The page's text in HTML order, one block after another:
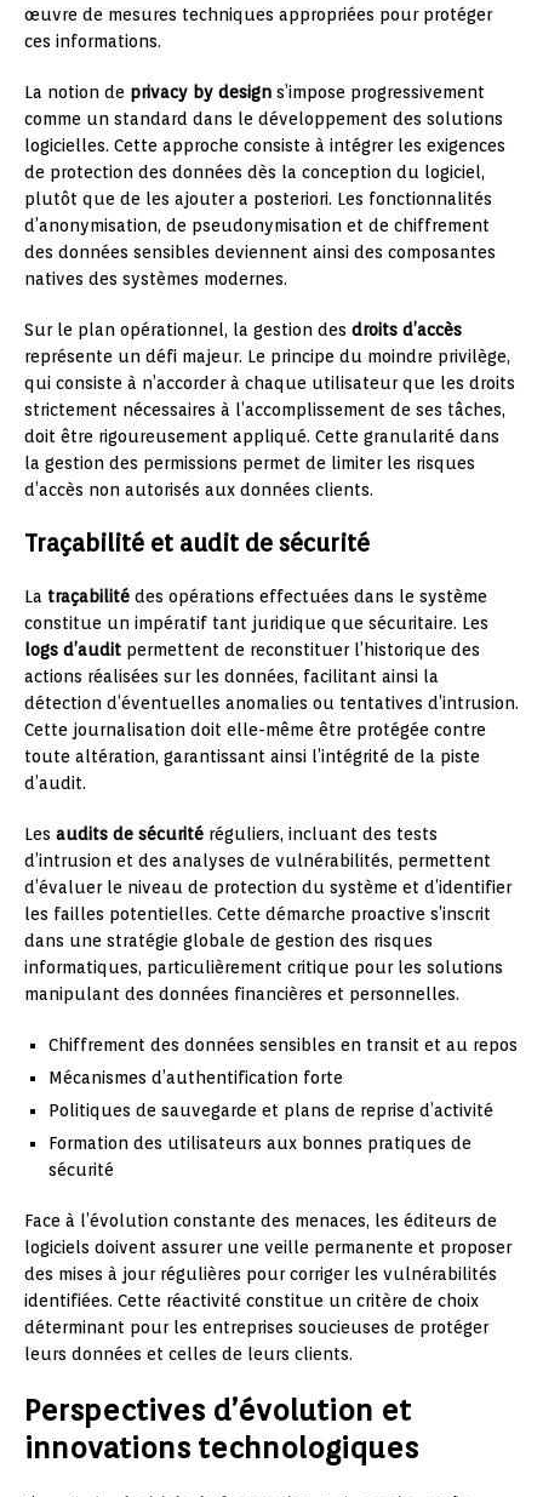
œuvre de mesures techniques appropriées pour protéger
ces informations.
La notion de privacy by design s’impose progressivement
comme un standard dans le développement des solutions
logicielles. Cette approche consiste à intégrer les exigences
de protection des données dès la conception du logiciel,
plutôt que de les ajouter a posteriori. Les fonctionnalités
d’anonymisation, de pseudonymisation et de chiffrement
des données sensibles deviennent ainsi des composantes
natives des systèmes modernes.
Sur le plan opérationnel, la gestion des droits d’accès
représente un défi majeur. Le principe du moindre privilège,
qui consiste à n’accorder à chaque utilisateur que les droits
strictement nécessaires à l’accomplissement de ses tâches,
doit être rigoureusement appliqué. Cette granularité dans
la gestion des permissions permet de limiter les risques
d’accès non autorisés aux données clients.
Traçabilité et audit de sécurité
La traçabilité des opérations effectuées dans le système
constitue un impératif tant juridique que sécuritaire. Les
logs d’audit permettent de reconstituer l’historique des
actions réalisées sur les données, facilitant ainsi la
détection d’éventuelles anomalies ou tentatives d’intrusion.
Cette journalisation doit elle-même être protégée contre
toute altération, garantissant ainsi l’intégrité de la piste
d’audit.
Les audits de sécurité réguliers, incluant des tests
d’intrusion et des analyses de vulnérabilités, permettent
d’évaluer le niveau de protection du système et d’identifier
les failles potentielles. Cette démarche proactive s’inscrit
dans une stratégie globale de gestion des risques
informatiques, particulièrement critique pour les solutions
manipulant des données financières et personnelles.
Chiffrement des données sensibles en transit et au repos
Mécanismes d’authentification forte
Politiques de sauvegarde et plans de reprise d’activité
Formation des utilisateurs aux bonnes pratiques de
sécurité
Face à l’évolution constante des menaces, les éditeurs de
logiciels doivent assurer une veille permanente et proposer
des mises à jour régulières pour corriger les vulnérabilités
identifiées. Cette réactivité constitue un critère de choix
déterminant pour les entreprises soucieuses de protéger
leurs données et celles de leurs clients.
Perspectives d’évolution et
innovations technologiques